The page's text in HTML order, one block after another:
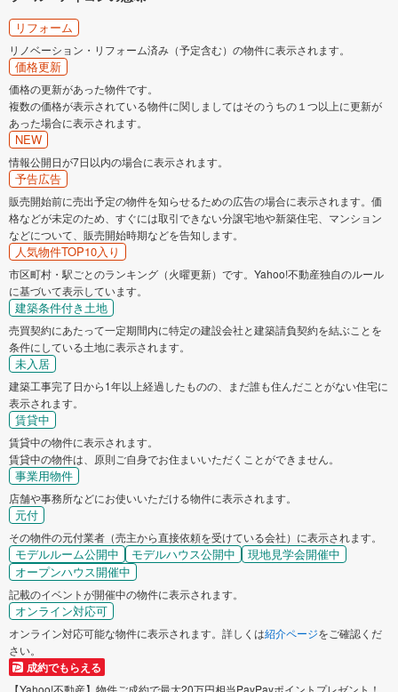
リフォーム
リノベーション・リフォーム済み（予定含む）の物件に表示されます。
価格更新
価格の更新があった物件です。
複数の価格が表示されている物件に関しましてはそのうちの１つ以上に更新が
あった場合に表示されます。
NEW
情報公開日が7日以内の場合に表示されます。
予告広告
販売開始前に売出予定の物件を知らせるための広告の場合に表示されます。価
格などが未定のため、すぐには取引できない分譲宅地や新築住宅、マンション
などについて、販売開始時期などを告知します。
人気物件TOP10入り
市区町村・駅ごとのランキング（火曜更新）です。Yahoo!不動産独自のルール
に基づいて表示しています。
建築条件付き土地
売買契約にあたって一定期間内に特定の建設会社と建築請負契約を結ぶことを
条件にしている土地に表示されます。
未入居
建築工事完了日から1年以上経過したものの、まだ誰も住んだことがない住宅に
表示されます。
賃貸中
賃貸中の物件に表示されます。
賃貸中の物件は、原則ご自身でお住まいいただくことができません。
事業用物件
店舗や事務所などにお使いいただける物件に表示されます。
元付
その物件の元付業者（売主から直接依頼を受けている会社）に表示されます。
モデルルーム公開中 モデルハウス公開中
現地見学会開催中
オープンハウス開催中
記載のイベントが開催中の物件に表示されます。
オンライン対応可
オンライン対応可能な物件に表示されます。詳しくは紹介ページをご確認くだ
さい。
成約でもらえる
【Yahoo!不動産】物件ご成約で最大20万円相当PayPayポイントプレゼント！